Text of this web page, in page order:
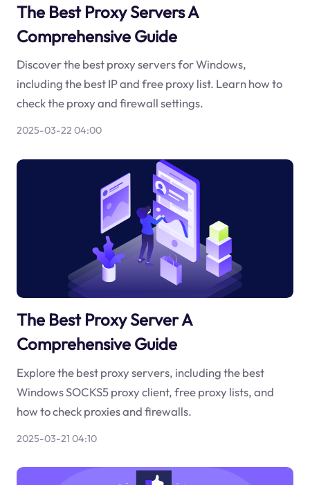
The Best Proxy Servers A
Comprehensive Guide
Discover the best proxy servers for Windows,
including the best IP and free proxy list. Learn how to
check the proxy and firewall settings.
2025-03-22 04:00
The Best Proxy Server A
Comprehensive Guide
Explore the best proxy servers, including the best
Windows SOCKS5 proxy client, free proxy lists, and
how to check proxies and firewalls.
2025-03-21 04:10